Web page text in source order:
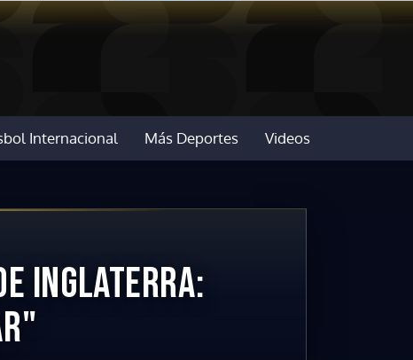
Internacional Más Deportes Videos
INGLATERRA: